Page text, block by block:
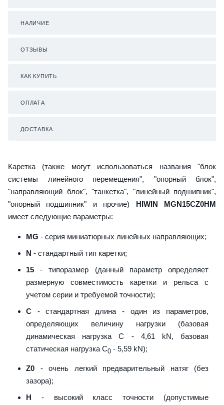
НАЛИЧИЕ
ОТЗЫВЫ
КАК КУПИТЬ
ОПЛАТА
ДОСТАВКА
Каретка (также могут использоваться названия "блок
системы линейного перемещения", "опорный блок",
"направляющий блок", "танкетка", "линейный подшипник",
"опорный подшипник" и прочие) HIWIN MGN15CZ0HM
имеет следующие параметры:
MG - серия миниатюрных линейных направляющих;
N - стандартный тип каретки;
15 - типоразмер (данный параметр определяет
размерную совместимость каретки и рельса с
учетом серии и требуемой точности);
C - стандартная длина - один из параметров,
определяющих величину нагрузки (базовая
динамическая нагрузка C - 4,61 kN, базовая
статическая нагрузка С0 - 5,59 kN);
Z0 - очень легкий предварительный натяг (без
зазора);
H - высокий класс точности (допустимые